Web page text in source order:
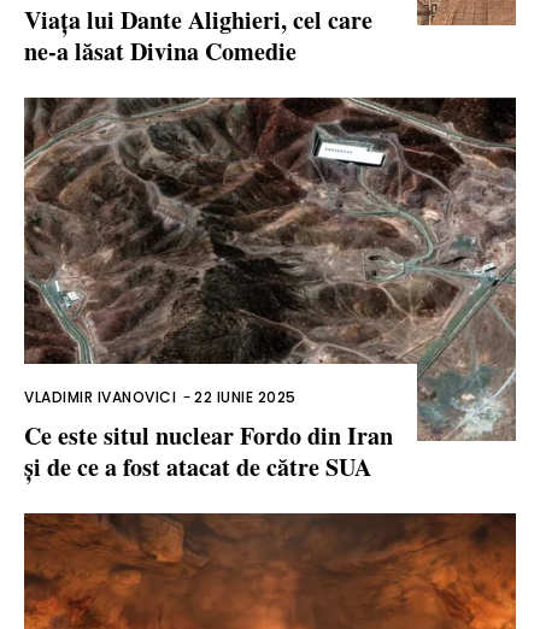
Viața lui Dante Alighieri, cel care
ne-a lăsat Divina Comedie
VLADIMIR IVANOVICI -22 IUNIE 2025
Ce este situl nuclear Fordo din Iran
și de ce a fost atacat de către SUA